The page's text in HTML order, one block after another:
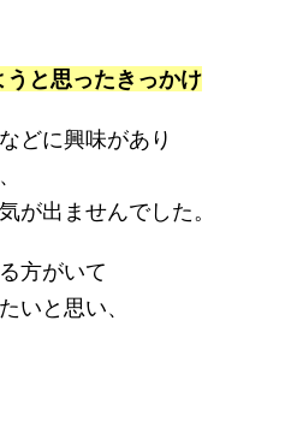
と思ったきっかけ
どに興味があり
が出ませんでした。
方がいて
いと思い、